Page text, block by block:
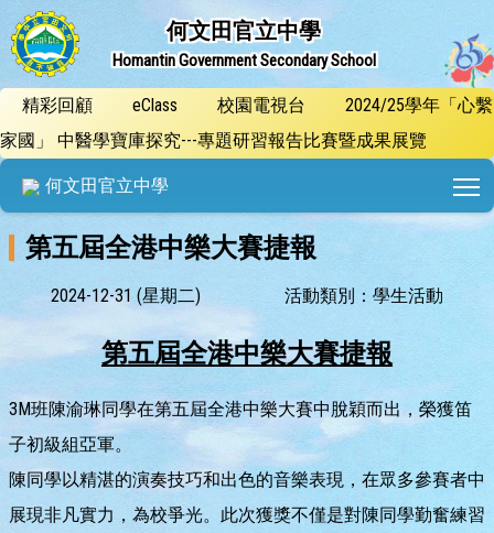
何文田官立中學
Homantin Government Secondary School
精彩回顧 eClass 校園電視台
2024/25學年「心繫
家國」 中醫學寶庫探究---專題研習報告比賽暨成果展覽
何文田官立中學
第五屆全港中樂大賽捷報
2024-12-31 (星期二) 活動類別：學生活動
第五屆全港中樂大賽捷報
3M班陳渝琳同學在第五屆全港中樂大賽中脫穎而出，榮獲笛
子初級組亞軍。
陳同學以精湛的演奏技巧和出色的音樂表現，在眾多參賽者中
展現非凡實力，為校爭光。此次獲獎不僅是對陳同學勤奮練習